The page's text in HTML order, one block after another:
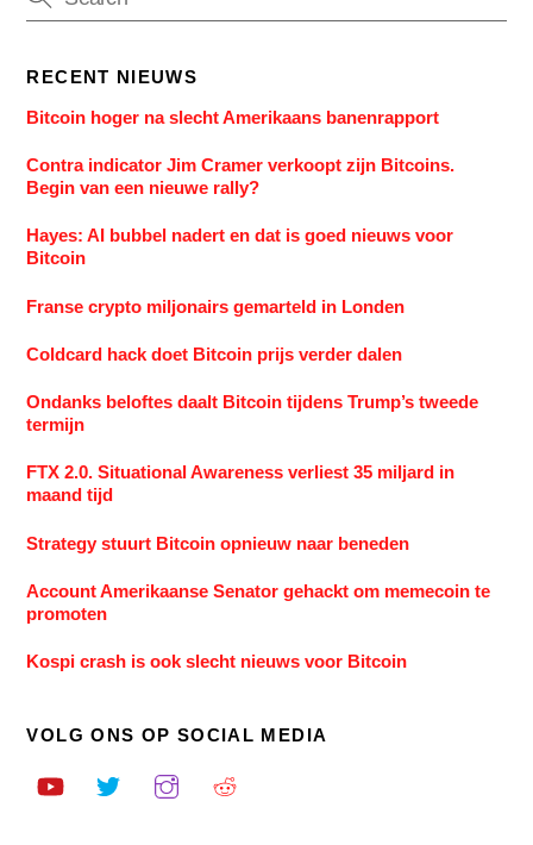
RECENT NIEUWS
Bitcoin hoger na slecht Amerikaans banenrapport
Contra indicator Jim Cramer verkoopt zijn Bitcoins.
Begin van een nieuwe rally?
Hayes: AI bubbel nadert en dat is goed nieuws voor
Bitcoin
Franse crypto miljonairs gemarteld in Londen
Coldcard hack doet Bitcoin prijs verder dalen
Ondanks beloftes daalt Bitcoin tijdens Trump’s tweede
termijn
FTX 2.0. Situational Awareness verliest 35 miljard in
maand tijd
Strategy stuurt Bitcoin opnieuw naar beneden
Account Amerikaanse Senator gehackt om memecoin te
promoten
Kospi crash is ook slecht nieuws voor Bitcoin
VOLG ONS OP SOCIAL MEDIA